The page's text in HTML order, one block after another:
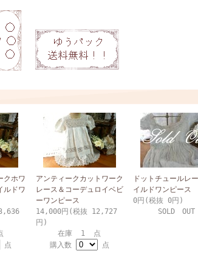
クホワ
ルドワ
点
アンティークカットワーク
レース＆コーデュロイベビ
ーワンピース
14,000円(税抜 12,727
円)
在庫 1 点
購入数
点
ドットチュールレ
イルドワンピース
0円(税抜 0円)
SOLD OUT